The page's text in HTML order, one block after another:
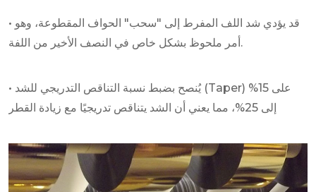
• قد يؤدي شد اللف المفرط إلى "سحب" الحواف المقطوعة، وهو
أمر ملحوظ بشكل خاص في النصف الأخير من اللفة.
• يُنصح بضبط نسبة التناقص التدريجي للشد (Taper) على 15%
إلى 25%، مما يعني أن الشد يتناقص تدريجيًا مع زيادة القطر